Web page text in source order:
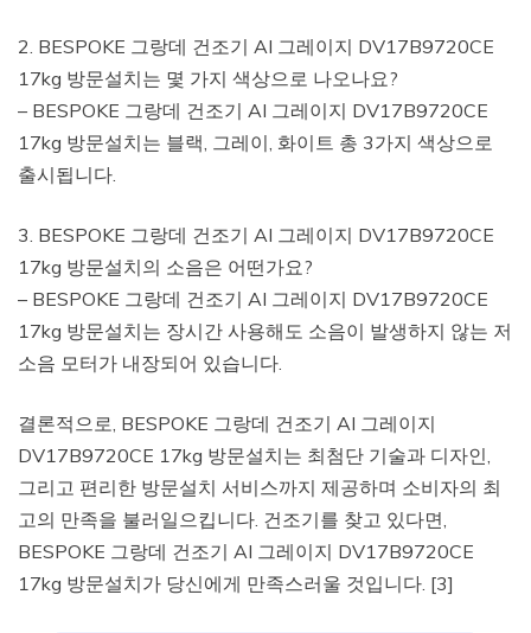
2. BESPOKE 그랑데 건조기 AI 그레이지 DV17B9720CE
17kg 방문설치는 몇 가지 색상으로 나오나요?
– BESPOKE 그랑데 건조기 AI 그레이지 DV17B9720CE
17kg 방문설치는 블랙, 그레이, 화이트 총 3가지 색상으로
출시됩니다.
3. BESPOKE 그랑데 건조기 AI 그레이지 DV17B9720CE
17kg 방문설치의 소음은 어떤가요?
– BESPOKE 그랑데 건조기 AI 그레이지 DV17B9720CE
17kg 방문설치는 장시간 사용해도 소음이 발생하지 않는 저
소음 모터가 내장되어 있습니다.
결론적으로, BESPOKE 그랑데 건조기 AI 그레이지
DV17B9720CE 17kg 방문설치는 최첨단 기술과 디자인,
그리고 편리한 방문설치 서비스까지 제공하며 소비자의 최
고의 만족을 불러일으킵니다. 건조기를 찾고 있다면,
BESPOKE 그랑데 건조기 AI 그레이지 DV17B9720CE
17kg 방문설치가 당신에게 만족스러울 것입니다. [3]